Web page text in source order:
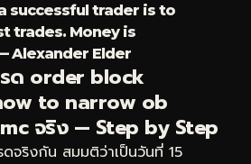
successful trader is to
trades. Money is
Alexander Elder
รด order block
to narrow ob
จริง — Step by Step
จริงกัน สมมติว่าเป็นวันที่ 15